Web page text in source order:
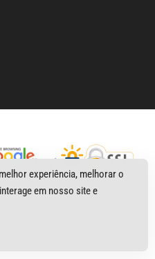
0001-55
experiência, melhorar o
em nosso site e